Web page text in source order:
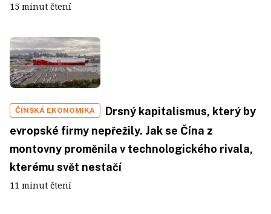
15 minut čtení
ČÍNSKÁ EKONOMIKA
Drsný kapitalismus, který by
evropské firmy nepřežily. Jak se Čína z
montovny proměnila v technologického rivala,
kterému svět nestačí
11 minut čtení